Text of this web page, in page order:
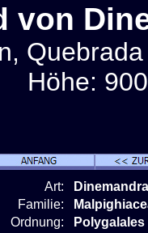
von
Höhe:
Art:
Familie:
Ordnung:
Polygalales